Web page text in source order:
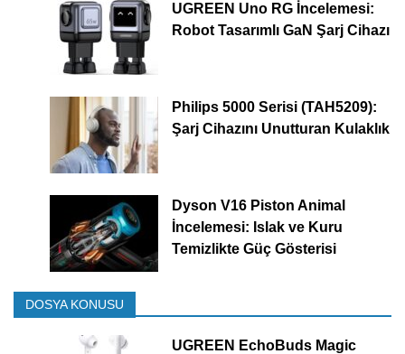
UGREEN Uno RG İncelemesi:
Robot Tasarımlı GaN Şarj Cihazı
Philips 5000 Serisi (TAH5209):
Şarj Cihazını Unutturan Kulaklık
Dyson V16 Piston Animal
İncelemesi: Islak ve Kuru
Temizlikte Güç Gösterisi
DOSYA KONUSU
UGREEN EchoBuds Magic